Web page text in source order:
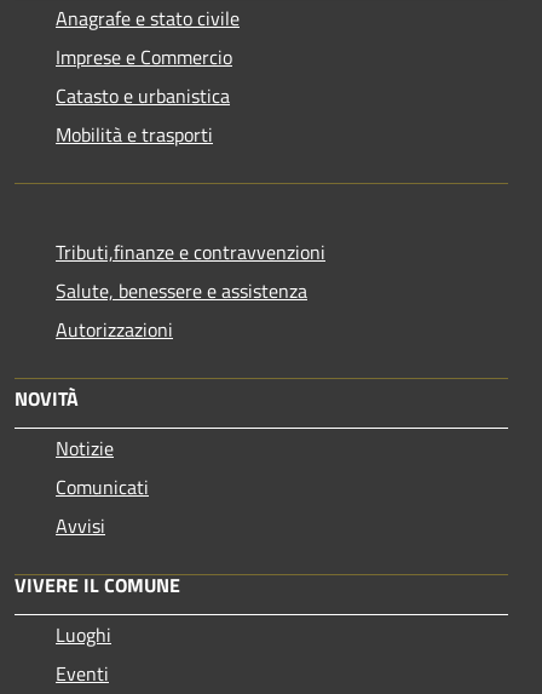
Anagrafe e stato civile
Imprese e Commercio
Catasto e urbanistica
Mobilità e trasporti
Tributi,finanze e contravvenzioni
Salute, benessere e assistenza
Autorizzazioni
NOVITÀ
Notizie
Comunicati
Avvisi
VIVERE IL COMUNE
Luoghi
Eventi